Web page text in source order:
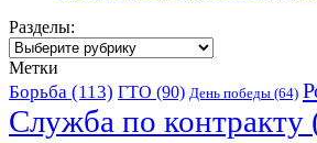
Разделы:
Разделы:
Метки
Борьба (113) ГТО (90) День победы (64)
Служба по контракту